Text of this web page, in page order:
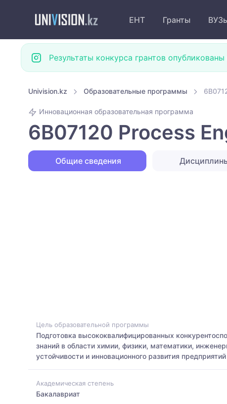
ЕНТ Гранты
Результаты конкурса грантов опубликованы
Univision.kz Образовательные программы
Инновационная образовательная программа
6B07120 Process
Общие сведения
Цель образовательной программы
Подготовка высококвалифицированных
знаний в области химии, физики, математики,
устойчивости и инновационного развития
Академическая степень
Бакалавриат